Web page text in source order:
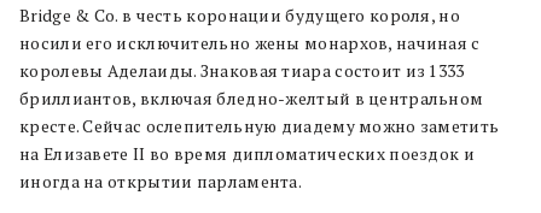
Bridge & Co. в честь коронации будущего короля, но
носили его исключительно жены монархов, начиная с
королевы Аделаиды. Знаковая тиара состоит из 1333
бриллиантов, включая бледно-желтый в центральном
кресте. Сейчас ослепительную диадему можно заметить
на Елизавете II во время дипломатических поездок и
иногда на открытии парламента.